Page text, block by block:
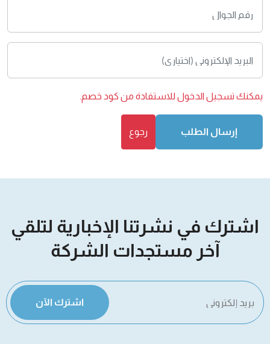
يمكنك تسجيل الدخول للاستفادة من كود خصم.
إرسال الطلب رجوع
اشترك في نشرتنا الإخبارية لتلقي
آخر مستجدات الشركة
اشترك الآن